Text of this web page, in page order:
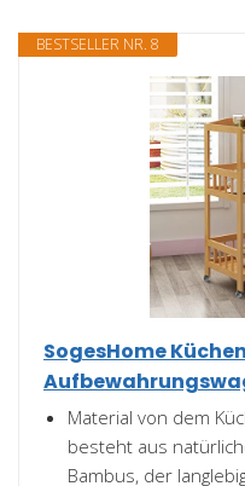
BESTSELLER NR. 8
SogesHome
Material von dem
besteht aus
Bambus, der